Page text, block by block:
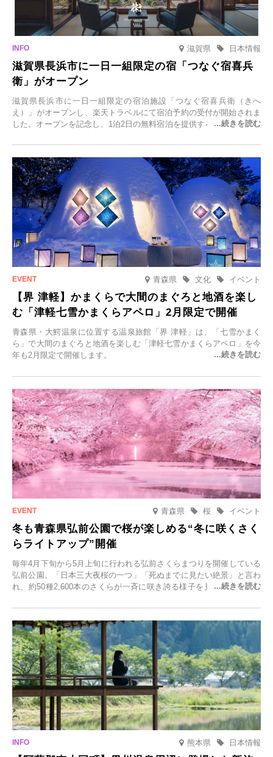
滋賀県 日本情報
滋賀県長浜市に一日一組限定の宿「つなぐ宿喜兵
衛」がオープン
滋賀県長浜市に一日一組限定の宿泊施設「つなぐ宿喜兵衛（きへ
え）」がオープンし、楽天トラベルにて宿泊予約の受付が開始されま
した。オープンを記念し、1泊2日の無料宿泊を提供するキャンペーン
一組限定の宿だからこそ叶う、大切な人との特別な時間を体験いただ
けます。
青森県 イベント
文化
【界 津軽】かまくらで大間のまぐろと地酒を楽し
む「津軽七雪かまくらアペロ」2月限定で開催
青森県・大鰐温泉に位置する温泉旅館「界 津軽」は、「七雪かまく
ら」で大間のまぐろと地酒を楽しむ「津軽七雪かまくらアペロ」を今
年も2月限定で開催します。
青森県 イベント
桜
冬も青森県弘前公園で桜が楽しめる“冬に咲くさく
らライトアップ”開催
毎年4月下旬から5月上旬に行われる弘前さくらまつりを開催している
弘前公園。「日本三大夜桜の一つ」「死ぬまでに見たい絶景」と言わ
れ、約50種2,600本のさくらが一斉に咲き誇る様子を見に、世界中か
日(月)～2026年2月28日(土)の期間、「冬に咲くさくらライトアップ」
を開催します。
熊本県 日本情報